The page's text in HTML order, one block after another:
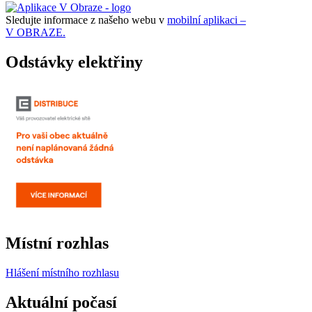
Sledujte informace z našeho webu v mobilní aplikaci –
V OBRAZE.
Odstávky elektřiny
Místní rozhlas
Hlášení místního rozhlasu
Aktuální počasí